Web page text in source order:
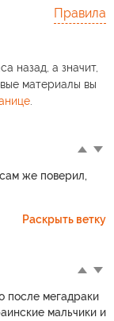
Правила
назад, а значит,
материалы вы
.
же поверил,
Раскрыть ветку
после мегадраки
мальчики и